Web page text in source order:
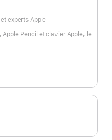
experts Apple
Pencil et clavier Apple, le